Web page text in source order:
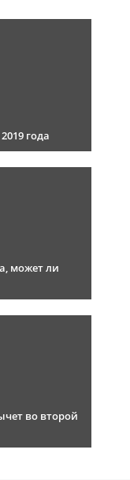
года
может ли
во второй